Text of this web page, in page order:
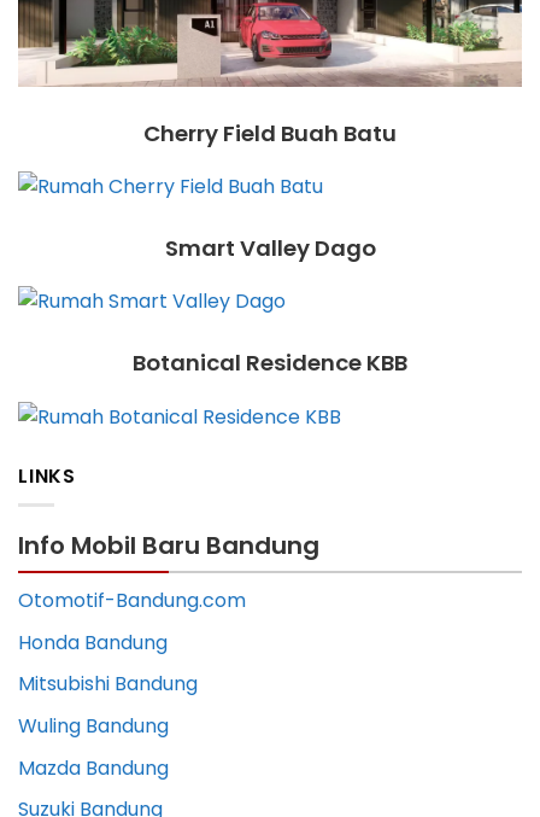
Cherry Field Buah Batu
Smart Valley Dago
Botanical Residence KBB
LINKS
Info Mobil Baru Bandung
Otomotif-Bandung.com
Honda Bandung
Mitsubishi Bandung
Wuling Bandung
Mazda Bandung
Suzuki Bandung